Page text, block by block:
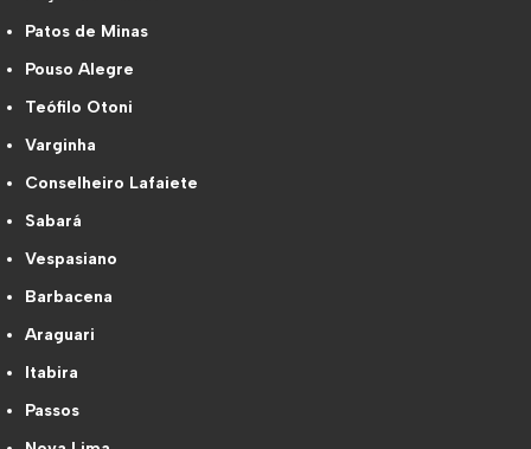
Patos de Minas
Pouso Alegre
Teófilo Otoni
Varginha
Conselheiro Lafaiete
Sabará
Vespasiano
Barbacena
Araguari
Itabira
Passos